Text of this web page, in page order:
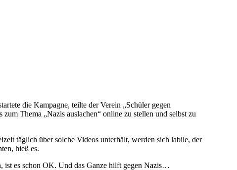
die Kampagne, teilte der Verein „Schüler gegen
Thema „Nazis auslachen“ online zu stellen und selbst zu
täglich über solche Videos unterhält, werden sich labile, der
hieß es.
ist es schon OK. Und das Ganze hilft gegen Nazis…